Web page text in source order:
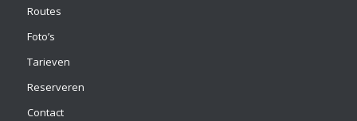
Routes
Foto’s
Tarieven
Reserveren
Contact